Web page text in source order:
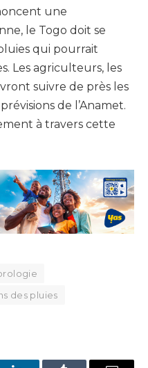
une
le Togo doit se
qui pourrait
Les agriculteurs, les
suivre de près les
de l’Anamet.
à travers cette
des pluies